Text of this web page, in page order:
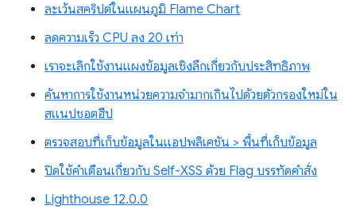
ละเว้นสคริปต์ในแผนภูมิ Flame Chart
ลดความเร็ว CPU ลง 20 เท่า
เราจะเลิกใช้งานแผงข้อมูลเชิงลึกเกี่ยวกับประสิทธิภาพ
ค้นหาการใช้งานหน่วยความจำมากเกินไปด้วยตัวกรองใหม่ใน
สแนปชอตฮีป
ตรวจสอบที่เก็บข้อมูลในแอปพลิเคชัน > พื้นที่เก็บข้อมูล
ปิดใช้คำเตือนเกี่ยวกับ Self-XSS ด้วย Flag บรรทัดคำสั่ง
Lighthouse 12.0.0